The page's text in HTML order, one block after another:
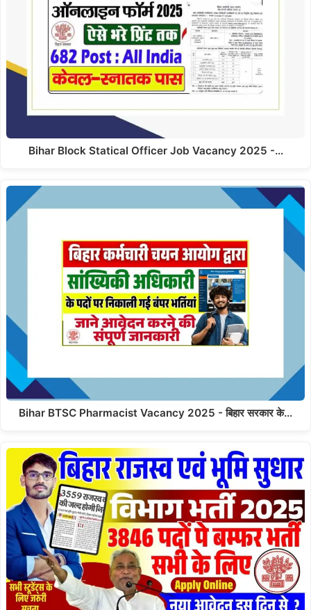
Bihar Block Statical Officer Job Vacancy 2025 -…
Bihar BTSC Pharmacist Vacancy 2025 - बिहार सरकार के…